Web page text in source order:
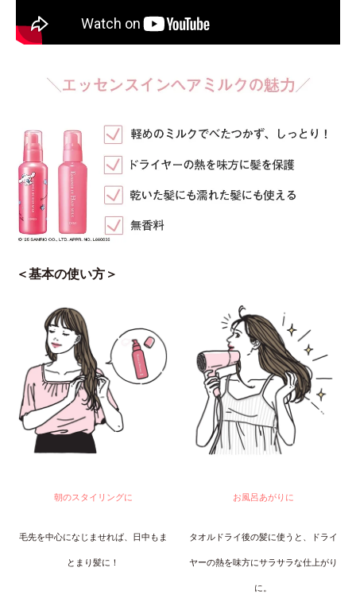
＜基本の使い方＞
朝のスタイリングに
毛先を中心になじませれば、日中もま
とまり髪に！
お風呂あがりに
タオルドライ後の髪に使うと、ドライ
ヤーの熱を味方にサラサラな仕上がり
に。